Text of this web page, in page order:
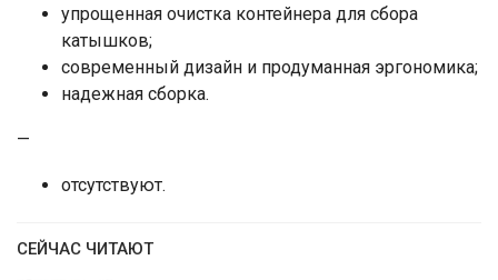
упрощенная очистка контейнера для сбора
катышков;
современный дизайн и продуманная эргономика;
надежная сборка.
—
отсутствуют.
СЕЙЧАС ЧИТАЮТ